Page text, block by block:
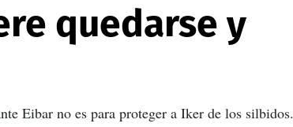
quedarse y
Eibar no es para proteger a Iker de los silbidos.